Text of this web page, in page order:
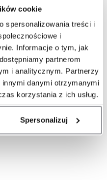
cookie
spersonalizowania treści i
i
Informacje o tym, jak
partnerom
i analitycznym. Partnerzy
innymi danymi otrzymanymi
korzystania z ich usług.
Spersonalizuj